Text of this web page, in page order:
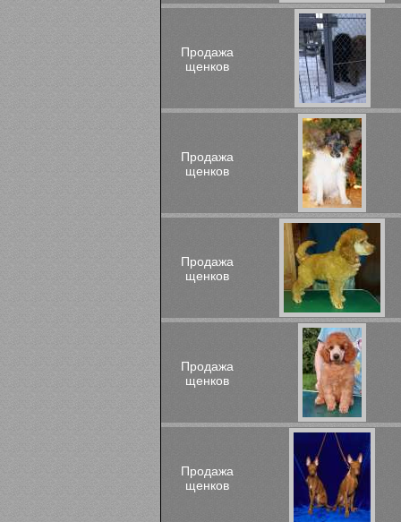
Продажа
щенков
Продажа
щенков
Продажа
щенков
Продажа
щенков
Продажа
щенков